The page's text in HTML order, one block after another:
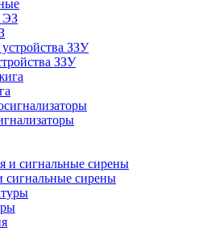
ЗЗУ
сигнальные сирены